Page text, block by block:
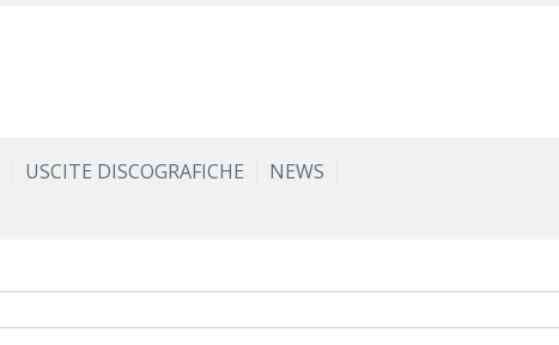
USCITE DISCOGRAFICHE NEWS